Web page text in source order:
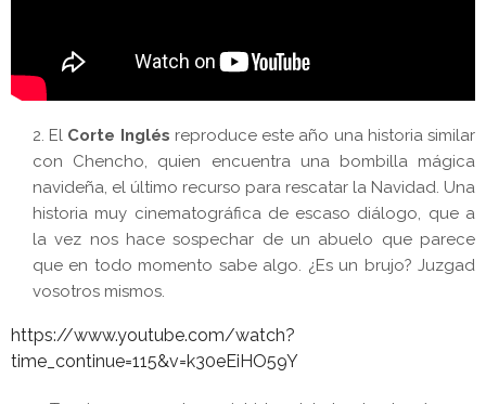
El Corte Inglés reproduce este año una historia similar
con Chencho, quien encuentra una bombilla mágica
navideña, el último recurso para rescatar la Navidad. Una
historia muy cinematográfica de escaso diálogo, que a
la vez nos hace sospechar de un abuelo que parece
que en todo momento sabe algo. ¿Es un brujo? Juzgad
vosotros mismos.
https://www.youtube.com/watch?
time_continue=115&v=k30eEiHO59Y